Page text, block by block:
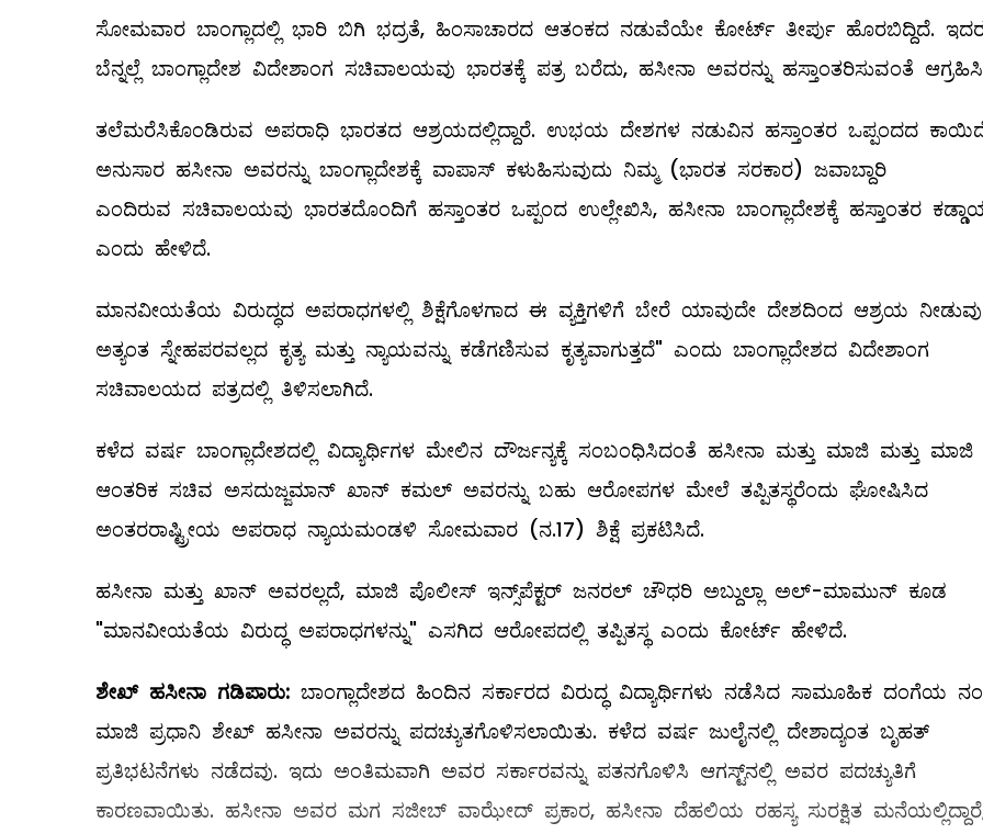
ಸೋಮವಾರ ಬಾಂಗ್ಲಾದಲ್ಲಿ ಭಾರಿ ಬಿಗಿ ಭದ್ರತೆ, ಹಿಂಸಾಚಾರದ ಆತಂಕದ ನಡುವೆಯೇ ಕೋರ್ಟ್​ ತೀರ್ಪು ಹೊರಬಿದ್ದಿದೆ.
ಬೆನ್ನಲ್ಲೆ ಬಾಂಗ್ಲಾದೇಶ ವಿದೇಶಾಂಗ ಸಚಿವಾಲಯವು ಭಾರತಕ್ಕೆ ಪತ್ರ ಬರೆದು, ಹಸೀನಾ ಅವರನ್ನು ಹಸ್ತಾಂತರಿಸುವಂತೆ
ತಲೆಮರೆಸಿಕೊಂಡಿರುವ ಅಪರಾಧಿ ಭಾರತದ ಆಶ್ರಯದಲ್ಲಿದ್ದಾರೆ. ಉಭಯ ದೇಶಗಳ ನಡುವಿನ ಹಸ್ತಾಂತರ ಒಪ್ಪಂದದ
ಅನುಸಾರ ಹಸೀನಾ ಅವರನ್ನು ಬಾಂಗ್ಲಾದೇಶಕ್ಕೆ ವಾಪಾಸ್​ ಕಳುಹಿಸುವುದು ನಿಮ್ಮ (ಭಾರತ ಸರಕಾರ) ಜವಾಬ್ದಾರಿ
ಎಂದಿರುವ ಸಚಿವಾಲಯವು ಭಾರತದೊಂದಿಗೆ ಹಸ್ತಾಂತರ ಒಪ್ಪಂದ ಉಲ್ಲೇಖಿಸಿ, ಹಸೀನಾ ಬಾಂಗ್ಲಾದೇಶಕ್ಕೆ ಹಸ್ತಾಂತರ
ಎಂದು ಹೇಳಿದೆ.
ಮಾನವೀಯತೆಯ ವಿರುದ್ಧದ ಅಪರಾಧಗಳಲ್ಲಿ ಶಿಕ್ಷೆಗೊಳಗಾದ ಈ ವ್ಯಕ್ತಿಗಳಿಗೆ ಬೇರೆ ಯಾವುದೇ ದೇಶದಿಂದ ಆಶ್ರಯ
ಅತ್ಯಂತ ಸ್ನೇಹಪರವಲ್ಲದ ಕೃತ್ಯ ಮತ್ತು ನ್ಯಾಯವನ್ನು ಕಡೆಗಣಿಸುವ ಕೃತ್ಯವಾಗುತ್ತದೆ" ಎಂದು ಬಾಂಗ್ಲಾದೇಶದ ವಿದೇಶಾಂಗ
ಸಚಿವಾಲಯದ ಪತ್ರದಲ್ಲಿ ತಿಳಿಸಲಾಗಿದೆ.
ಕಳೆದ ವರ್ಷ ಬಾಂಗ್ಲಾದೇಶದಲ್ಲಿ ವಿದ್ಯಾರ್ಥಿಗಳ ಮೇಲಿನ ದೌರ್ಜನ್ಯಕ್ಕೆ ಸಂಬಂಧಿಸಿದಂತೆ ಹಸೀನಾ ಮತ್ತು ಮಾಜಿ ಮತ್ತು ಮಾಜಿ
ಆಂತರಿಕ ಸಚಿವ ಅಸದುಜ್ಜಮಾನ್ ಖಾನ್ ಕಮಲ್ ಅವರನ್ನು ಬಹು ಆರೋಪಗಳ ಮೇಲೆ ತಪ್ಪಿತಸ್ಥರೆಂದು ಘೋಷಿಸಿದ
ಅಂತರರಾಷ್ಟ್ರೀಯ ಅಪರಾಧ ನ್ಯಾಯಮಂಡಳಿ ಸೋಮವಾರ (ನ.17) ಶಿಕ್ಷೆ ಪ್ರಕಟಿಸಿದೆ.
ಹಸೀನಾ ಮತ್ತು ಖಾನ್ ಅವರಲ್ಲದೆ, ಮಾಜಿ ಪೊಲೀಸ್ ಇನ್ಸ್‌ಪೆಕ್ಟರ್ ಜನರಲ್ ಚೌಧರಿ ಅಬ್ದುಲ್ಲಾ ಅಲ್-ಮಾಮುನ್ ಕೂಡ
"ಮಾನವೀಯತೆಯ ವಿರುದ್ಧ ಅಪರಾಧಗಳನ್ನು" ಎಸಗಿದ ಆರೋಪದಲ್ಲಿ ತಪ್ಪಿತಸ್ಥ ಎಂದು ಕೋರ್ಟ್‌ ಹೇಳಿದೆ.
ಶೇಖ್ ಹಸೀನಾ ಗಡಿಪಾರು: ಬಾಂಗ್ಲಾದೇಶದ ಹಿಂದಿನ ಸರ್ಕಾರದ ವಿರುದ್ಧ ವಿದ್ಯಾರ್ಥಿಗಳು ನಡೆಸಿದ ಸಾಮೂಹಿಕ ದಂಗೆಯ
ಮಾಜಿ ಪ್ರಧಾನಿ ಶೇಖ್ ಹಸೀನಾ ಅವರನ್ನು ಪದಚ್ಯುತಗೊಳಿಸಲಾಯಿತು. ಕಳೆದ ವರ್ಷ ಜುಲೈನಲ್ಲಿ ದೇಶಾದ್ಯಂತ ಬೃಹತ್
ಪ್ರತಿಭಟನೆಗಳು ನಡೆದವು. ಇದು ಅಂತಿಮವಾಗಿ ಅವರ ಸರ್ಕಾರವನ್ನು ಪತನಗೊಳಿಸಿ ಆಗಸ್ಟ್‌ನಲ್ಲಿ ಅವರ ಪದಚ್ಯುತಿಗೆ
ಕಾರಣವಾಯಿತು. ಹಸೀನಾ ಅವರ ಮಗ ಸಜೀಬ್ ವಾಝೇದ್ ಪ್ರಕಾರ, ಹಸೀನಾ ದೆಹಲಿಯ ರಹಸ್ಯ ಸುರಕ್ಷಿತ